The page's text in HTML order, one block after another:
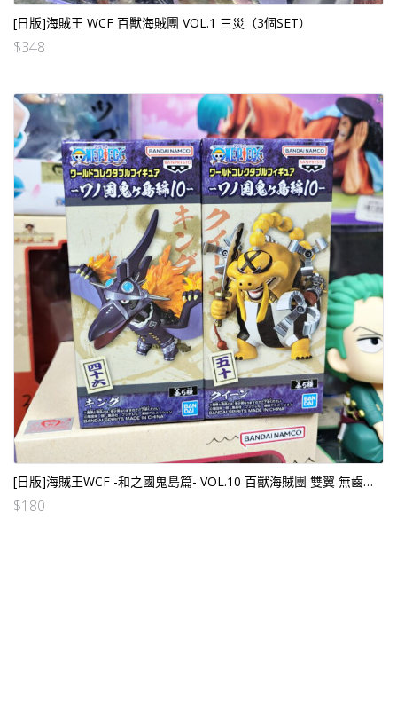
[日版]海賊王 WCF 百獸海賊團 VOL.1 三災（3個SET）
$348
[日版]海賊王WCF -和之國鬼島篇- VOL.10 百獸海賊團 雙翼 無齒翼龍+古代腕龍 (2個SET)
$180